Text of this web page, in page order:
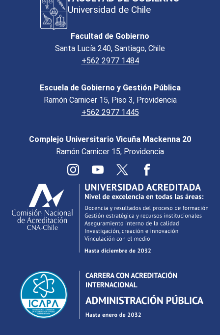
Universidad de Chile
Facultad de Gobierno
Santa Lucía 240, Santiago, Chile
+562 2977 1484
Escuela de Gobierno y Gestión Pública
Ramón Carnicer 15, Piso 3, Providencia
+562 2977 1445
Complejo Universitario Vicuña Mackenna 20
Ramón Carnicer 15, Providencia